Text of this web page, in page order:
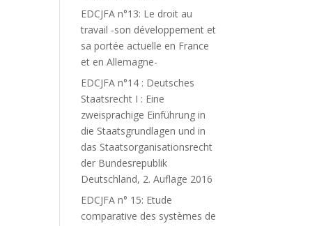
EDCJFA n°13: Le droit au
travail -son développement et
sa portée actuelle en France
et en Allemagne-
EDCJFA n°14 : Deutsches
Staatsrecht I : Eine
zweisprachige Einführung in
die Staatsgrundlagen und in
das Staatsorganisationsrecht
der Bundesrepublik
Deutschland, 2. Auflage 2016
EDCJFA n° 15: Etude
comparative des systèmes de